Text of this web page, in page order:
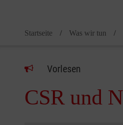
Startseite Was wir tun
Vorlesen
CSR und